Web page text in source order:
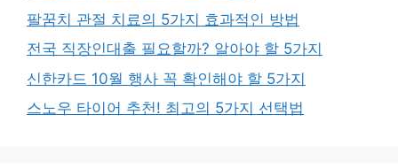
팔꿈치 관절 치료의 5가지 효과적인 방법
전국 직장인대출 필요할까? 알아야 할 5가지
신한카드 10월 행사 꼭 확인해야 할 5가지
스노우 타이어 추천! 최고의 5가지 선택법